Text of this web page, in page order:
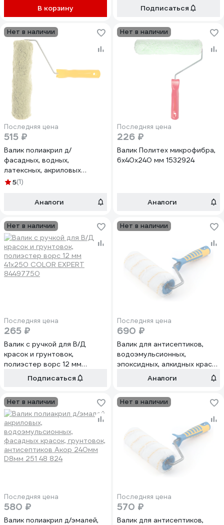
В корзину
Подписаться
Нет в наличии
Последняя цена
515 ₽
Валик полиакрил д/
фасадных, водных,
латексных, акриловых
красок, грунтовок, эмалей
5(1)
Аналоги
Нет в наличии
Последняя цена
226 ₽
Валик Политех микрофибра,
6x40x240 мм 1532924
Аналоги
Нет в наличии
Последняя цена
265 ₽
Валик с ручкой для В/Д
красок и грунтовок,
полиэстер ворс 12 мм
41х250 COLOR EXPERT
84497750
Подписаться
Нет в наличии
Последняя цена
690 ₽
Валик для антисептиков,
водоэмульсионных,
эпоксидных, алкидных красок
Анкор микрофибра 240мм
Аналоги
Нет в наличии
Последняя цена
580 ₽
Валик полиакрил д/эмалей,
Нет в наличии
Последняя цена
570 ₽
Валик для антисептиков,